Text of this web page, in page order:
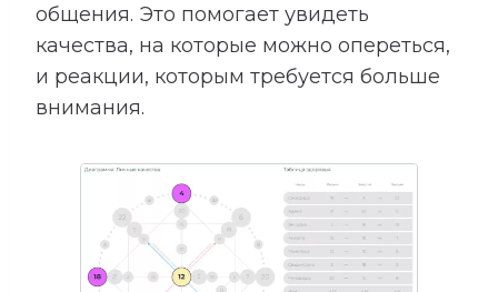
общения. Это помогает увидеть
качества, на которые можно опереться,
и реакции, которым требуется больше
внимания.